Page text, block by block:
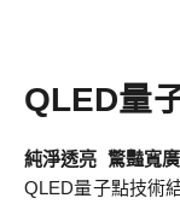
QLED量
純淨透亮 驚豔寬
QLED量子點技術